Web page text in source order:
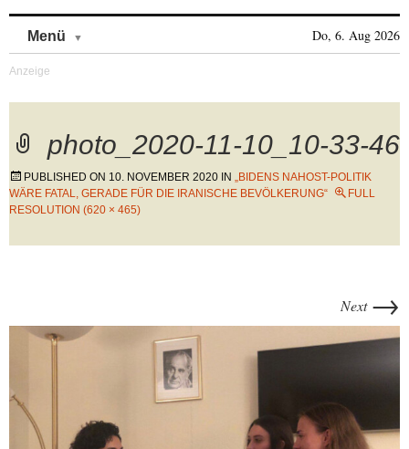
Menü Do, 6. Aug 2026
photo_2020-11-10_10-33-46
PUBLISHED ON 10. NOVEMBER 2020 IN „BIDENS NAHOST-POLITIK
WÄRE FATAL, GERADE FÜR DIE IRANISCHE BEVÖLKERUNG“
FULL
RESOLUTION (620 × 465)
Next →